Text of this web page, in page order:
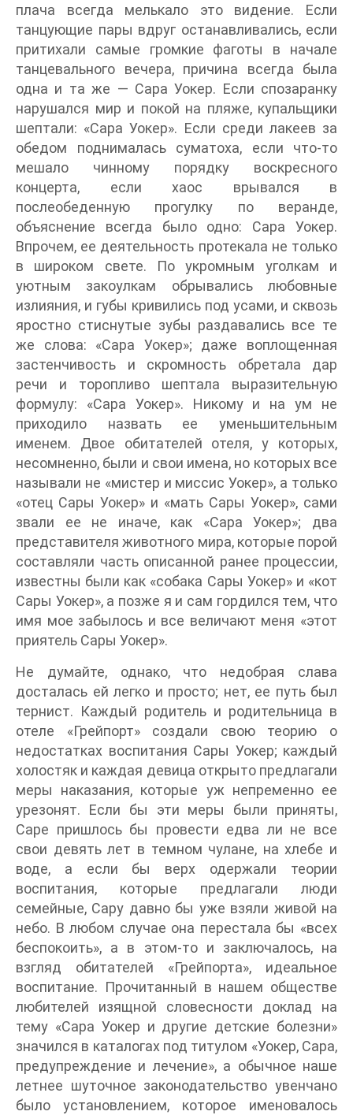
плача всегда мелькало это видение. Если
танцующие пары вдруг останавливались, если
притихали самые громкие фаготы в начале
танцевального вечера, причина всегда была
одна и та же — Сара Уокер. Если спозаранку
нарушался мир и покой на пляже, купальщики
шептали: «Сара Уокер». Если среди лакеев за
обедом поднималась суматоха, если что-то
мешало чинному порядку воскресного
концерта, если хаос врывался в
послеобеденную прогулку по веранде,
объяснение всегда было одно: Сара Уокер.
Впрочем, ее деятельность протекала не только
в широком свете. По укромным уголкам и
уютным закоулкам обрывались любовные
излияния, и губы кривились под усами, и сквозь
яростно стиснутые зубы раздавались все те
же слова: «Сара Уокер»; даже воплощенная
застенчивость и скромность обретала дар
речи и торопливо шептала выразительную
формулу: «Сара Уокер». Никому и на ум не
приходило назвать ее уменьшительным
именем. Двое обитателей отеля, у которых,
несомненно, были и свои имена, но которых все
называли не «мистер и миссис Уокер», а только
«отец Сары Уокер» и «мать Сары Уокер», сами
звали ее не иначе, как «Сара Уокер»; два
представителя животного мира, которые порой
составляли часть описанной ранее процессии,
известны были как «собака Сары Уокер» и «кот
Сары Уокер», а позже я и сам гордился тем, что
имя мое забылось и все величают меня «этот
приятель Сары Уокер».
Не думайте, однако, что недобрая слава
досталась ей легко и просто; нет, ее путь был
тернист. Каждый родитель и родительница в
отеле «Грейпорт» создали свою теорию о
недостатках воспитания Сары Уокер; каждый
холостяк и каждая девица открыто предлагали
меры наказания, которые уж непременно ее
урезонят. Если бы эти меры были приняты,
Саре пришлось бы провести едва ли не все
свои девять лет в темном чулане, на хлебе и
воде, а если бы верх одержали теории
воспитания, которые предлагали люди
семейные, Сару давно бы уже взяли живой на
небо. В любом случае она перестала бы «всех
беспокоить», а в этом-то и заключалось, на
взгляд обитателей «Грейпорта», идеальное
воспитание. Прочитанный в нашем обществе
любителей изящной словесности доклад на
тему «Сара Уокер и другие детские болезни»
значился в каталогах под титулом «Уокер, Сара,
предупреждение и лечение», а обычное наше
летнее шуточное законодательство увенчано
было установлением, которое именовалось